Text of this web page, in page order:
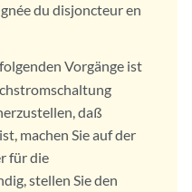
du disjoncteur en
Vorgänge ist
daß
machen Sie auf der
für die
stellen Sie den